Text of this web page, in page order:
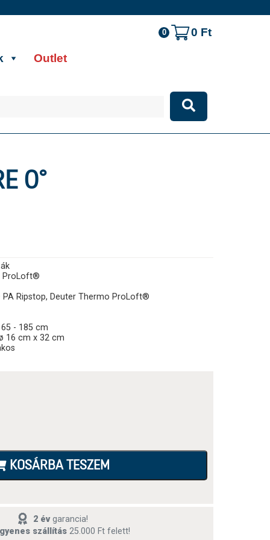
0 0 Ft
Outlet
0°
ProLoft®
PA Ripstop, Deuter Thermo ProLoft®
- 185 cm
16 cm x 32 cm
KOSÁRBA TESZEM
2 évgarancia!
szállítás25.000 Ft felett!